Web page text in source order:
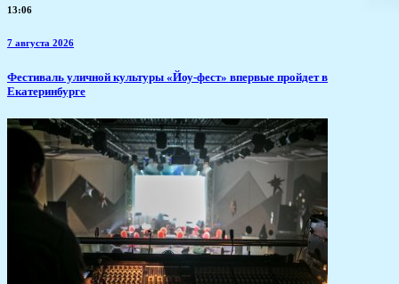
13:06
7 августа 2026
​Фестиваль уличной культуры «Йоу-фест» впервые пройдет в
Екатеринбурге